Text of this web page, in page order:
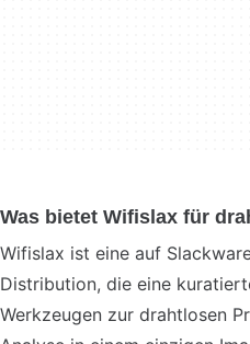
Was bietet Wifislax für
Wifislax ist eine auf
Distribution, die eine
Werkzeugen zur drahtlosen